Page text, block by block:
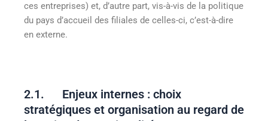
ces entreprises) et, d’autre part, vis-à-vis de la politique
du pays d’accueil des filiales de celles-ci, c’est-à-dire
en externe.
2.1. Enjeux internes : choix
stratégiques et organisation au regard de